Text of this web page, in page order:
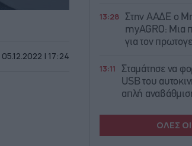
05.12.2022 | 17:24
13:28
Στην ΑΑΔΕ ο
myAGRO: Μια
για τον
13:11
Σταμάτησε να
USB του
απλή
ΟΛΕΣ